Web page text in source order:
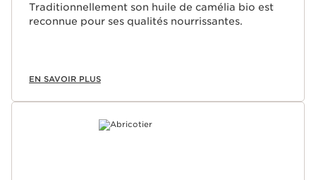
Traditionnellement son huile de camélia bio est
reconnue pour ses qualités nourrissantes.
EN SAVOIR PLUS